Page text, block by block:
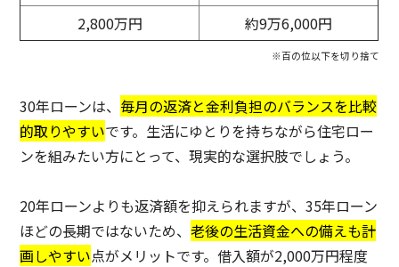
2,800万円
約9万6,000円
※百の位以下を切り捨て
30年ローンは、 毎月の返済と金利負担のバランスを比較
的取りやすいです。生活にゆとりを持ちながら住宅ロー
ンを組みたい方にとって、現実的な選択肢でしょう。
20年ローンよりも返済額を抑えられますが、35年ローン
ほどの長期ではないため、老後の生活資金への備えも計
画しやすい点がメリットです。借入額が2,000万円程度